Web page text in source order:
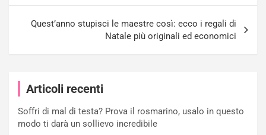
Quest’anno stupisci le maestre così: ecco i regali di
Natale più originali ed economici
Articoli recenti
Soffri di mal di testa? Prova il rosmarino, usalo in questo
modo ti darà un sollievo incredibile